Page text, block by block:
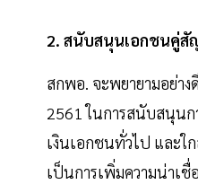
2. สนับสนุนเอกชนคู่สั
สกพอ. จะพยายามอย่า
2561 ในการสนับสนุนก
เงินเอกชนทั่วไป และใ
เป็นการเพิ่มความน่าเชื่